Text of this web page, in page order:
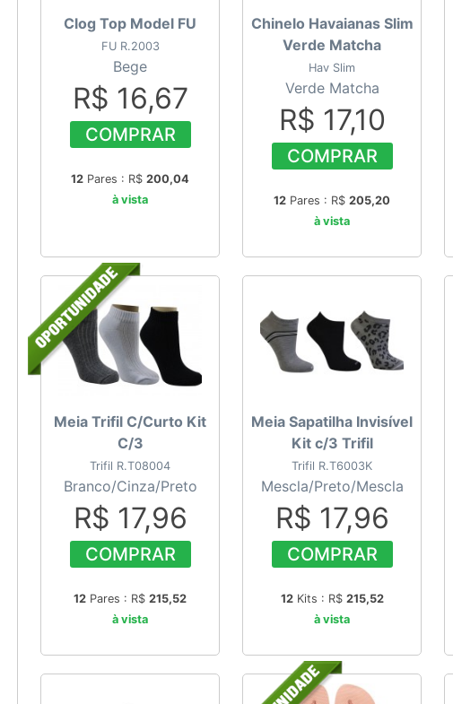
Clog Top Model FU
FU R.2003
Bege
R$ 16,67
COMPRAR
12 Pares : R$ 200,04
à vista
Chinelo Havaianas Slim
Verde Matcha
Hav Slim
Verde Matcha
R$ 17,10
COMPRAR
12 Pares : R$ 205,20
à vista
Meia Trifil C/Curto Kit
C/3
Trifil R.T08004
Branco/Cinza/Preto
R$ 17,96
COMPRAR
12 Pares : R$ 215,52
à vista
Meia Sapatilha Invisível
Kit c/3 Trifil
Trifil R.T6003K
Mescla/Preto/Mescla
R$ 17,96
COMPRAR
12Kits : R$ 215,52
à vista